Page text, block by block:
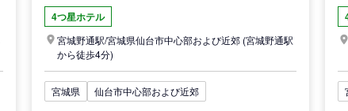
4つ星ホテル
宮城野通駅/宮城県仙台市中心部および近郊(宮城野通駅
から徒歩4分)
宮城県 仙台市中心部および近郊